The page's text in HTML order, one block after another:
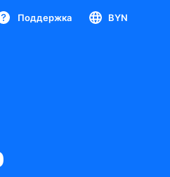
Поддержка BYN